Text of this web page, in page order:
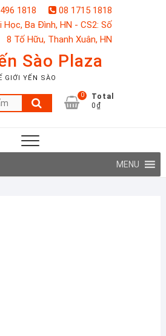
1818
08 1715 1818
Học, Ba Đình, HN - CS2: Số
8 Tố Hữu, Thanh Xuân, HN
Sào Plaza
GIỚI YẾN SÀO
Tìm
kiếm:
0
Total
0₫
MENU